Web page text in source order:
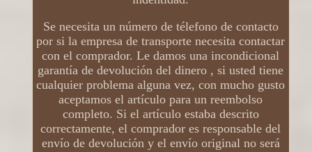
Se necesita un número de télefono de contacto
por si la empresa de transporte necesita contactar
con el comprador. Le damos una incondicional
garantía de devolución del dinero , si usted tiene
cualquier problema alguna vez, con mucho gusto
aceptamos el artículo para un reembolso
completo. Si el artículo estaba descrito
correctamente, el comprador es responsable del
envío de devolución y el envío original no será